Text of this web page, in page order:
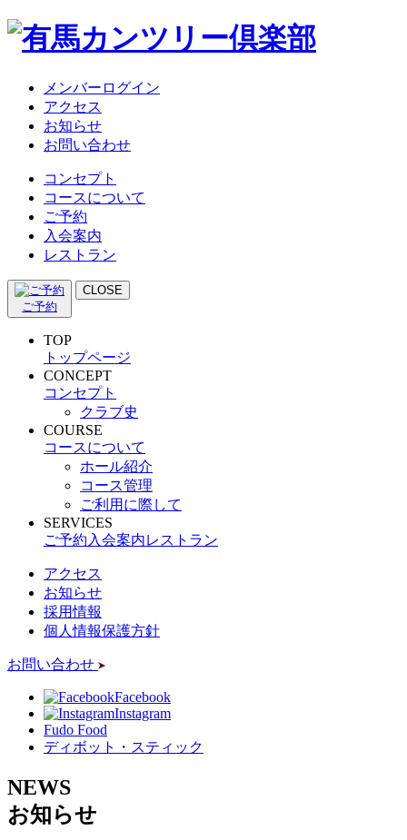
メンバーログイン
アクセス
お知らせ
お問い合わせ
コンセプト
コースについて
ご予約
入会案内
レストラン
ご予約
CLOSE
TOP
トップページ
CONCEPT
コンセプト
クラブ史
COURSE
コースについて
ホール紹介
コース管理
ご利用に際して
SERVICES
ご予約 入会案内レストラン
アクセス
お知らせ
採用情報
個人情報保護方針
お問い合わせ
Facebook
Instagram
Fudo Food
ディボット・スティック
NEWS
お知らせ